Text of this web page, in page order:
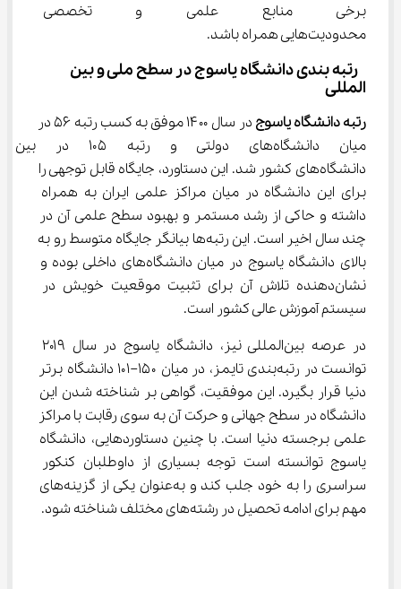
برخی منابع علمی و تخصصی
محدودیت‌هایی همراه باشد.
رتبه‌ بندی دانشگاه یاسوج در سطح ملی و بین
‌المللی
رتبه دانشگاه یاسوج
در سال ۱۴۰۰ موفق به کسب رتبه ۵۶ در
میان دانشگاه‌های دولتی و رتبه
دانشگاه‌های کشور شد. این دستاورد، جایگاه قابل توجهی را
برای این دانشگاه در میان مراکز علمی ایران به همراه
داشته و حاکی از رشد مستمر و بهبود سطح علمی آن در
چند سال اخیر است. این رتبه‌ها بیانگر جایگاه متوسط رو به
بالای دانشگاه یاسوج در میان دانشگاه‌های داخلی بوده و
نشان‌دهنده تلاش آن برای تثبیت موقعیت خویش در
سیستم آموزش عالی کشور است.
توانست در رتبه‌بندی تایمز، در میان ۱۵۰–۱۰۱ دانشگاه برتر
دنیا قرار بگیرد. این موفقیت، گواهی بر شناخته شدن این
دانشگاه در سطح جهانی و حرکت آن به سوی رقابت با مراکز
علمی برجسته دنیا است. با چنین دستاوردهایی، دانشگاه
یاسوج توانسته است توجه بسیاری از داوطلبان کنکور
سراسری را به خود جلب کند و به‌عنوان یکی از گزینه‌های
مهم برای ادامه تحصیل در رشته‌های مختلف شناخته شود.